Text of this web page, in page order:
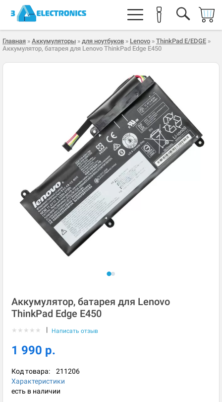
Главная » Аккумуляторы » для ноутбуков » Lenovo » ThinkPad E/EDGE »
Аккумулятор, батарея для Lenovo ThinkPad Edge E450
Аккумулятор, батарея для Lenovo
ThinkPad Edge E450
★ ★ ★ ★ ★ | Написать отзыв
1 990 р.
Код товара: 211206
Характеристики
есть в наличии